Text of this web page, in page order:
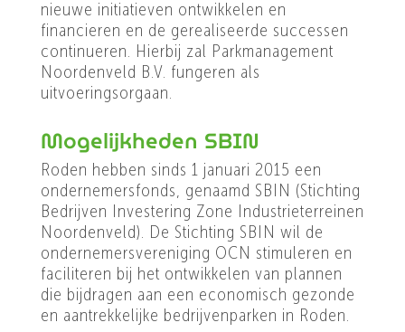
nieuwe initiatieven ontwikkelen en
financieren en de gerealiseerde successen
continueren. Hierbij zal Parkmanagement
Noordenveld B.V. fungeren als
uitvoeringsorgaan.
Mogelijkheden SBIN
Roden hebben sinds 1 januari 2015 een
ondernemersfonds, genaamd SBIN (Stichting
Bedrijven Investering Zone Industrieterreinen
Noordenveld). De Stichting SBIN wil de
ondernemersvereniging OCN stimuleren en
faciliteren bij het ontwikkelen van plannen
die bijdragen aan een economisch gezonde
en aantrekkelijke bedrijvenparken in Roden.